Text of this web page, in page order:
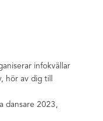
infokvällar
hör av dig till
dansare 2023,